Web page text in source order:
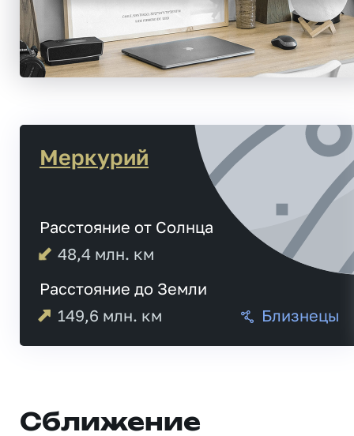
Меркурий
Расстояние от Солнца
48,4 млн. км
Расстояние до Земли
149,6 млн. км Близнецы
Сближение